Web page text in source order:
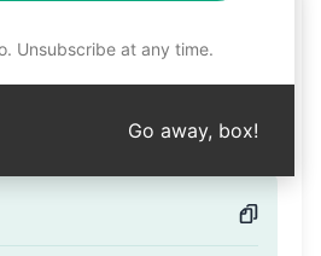
Unsubscribe at any time.
Go away, box!